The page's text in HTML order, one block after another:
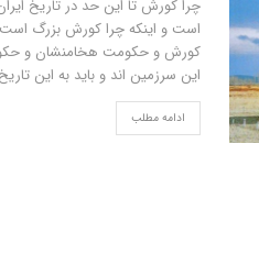
چرا کورش تا این حد در تاریخ
کورش و حکومت هخامنشان و
این سرزمین اند و باید به این
ادامه مطلب